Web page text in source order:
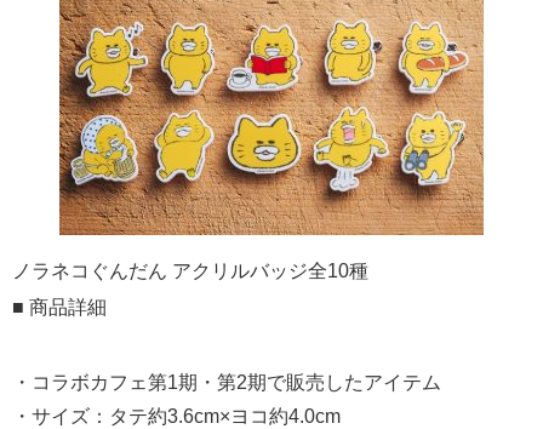
ノラネコぐんだん アクリルバッジ全10種
■ 商品詳細
・コラボカフェ第1期・第2期で販売したアイテム
・サイズ：タテ約3.6cm×ヨコ約4.0cm